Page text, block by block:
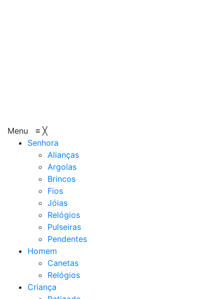
Menu ≡ ╳
Senhora
Alianças
Argolas
Brincos
Fios
Jóias
Relógios
Pulseiras
Pendentes
Homem
Canetas
Relógios
Criança